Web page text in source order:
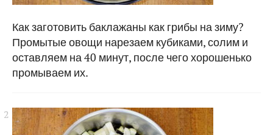
Как заготовить баклажаны как грибы на зиму?
Промытые овощи нарезаем кубиками, солим и
оставляем на 40 минут, после чего хорошенько
промываем их.